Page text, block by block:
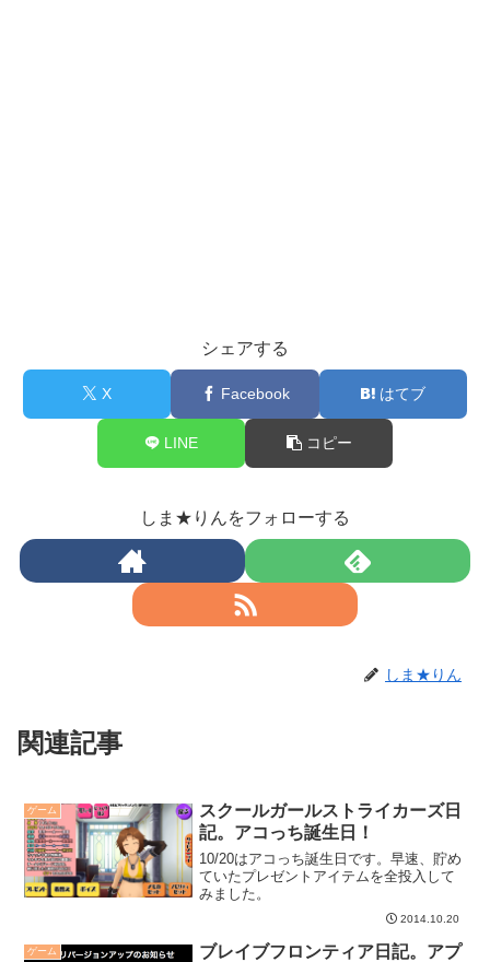
シェアする
X Facebook はてブ
LINE コピー
しま★りんをフォローする
しま★りん
関連記事
ゲーム
スクールガールストライカーズ日
記。アコっち誕生日！
10/20はアコっち誕生日です。早速、貯め
ていたプレゼントアイテムを全投入して
みました。
2014.10.20
ゲーム
ブレイブフロンティア日記。アプ